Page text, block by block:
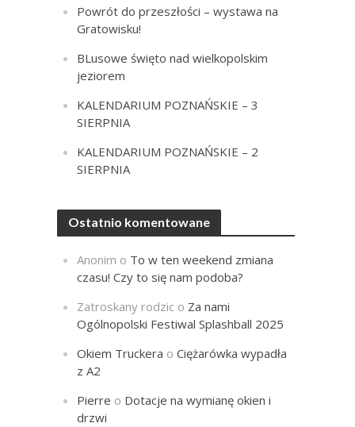
Powrót do przeszłości – wystawa na
Gratowisku!
BLusowe święto nad wielkopolskim
jeziorem
KALENDARIUM POZNAŃSKIE – 3
SIERPNIA
KALENDARIUM POZNAŃSKIE – 2
SIERPNIA
Ostatnio komentowane
Anonim o To w ten weekend zmiana
czasu! Czy to się nam podoba?
Zatroskany rodzic o Za nami
Ogólnopolski Festiwal Splashball 2025
Okiem Truckera oCiężarówka wypadła
z A2
Pierre o Dotacje na wymianę okien i
drzwi